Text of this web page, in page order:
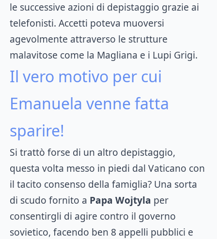
le successive azioni di depistaggio grazie ai
telefonisti. Accetti poteva muoversi
agevolmente attraverso le strutture
malavitose come la Magliana e i Lupi Grigi.
Il vero motivo per cui
Emanuela venne fatta
sparire!
Si trattò forse di un altro depistaggio,
questa volta messo in piedi dal Vaticano con
il tacito consenso della famiglia? Una sorta
di scudo fornito a Papa Wojtyla per
consentirgli di agire contro il governo
sovietico, facendo ben 8 appelli pubblici e